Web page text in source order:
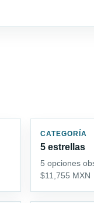
CATEGORÍA
5 estrellas
5 opciones
$11,755 MXN